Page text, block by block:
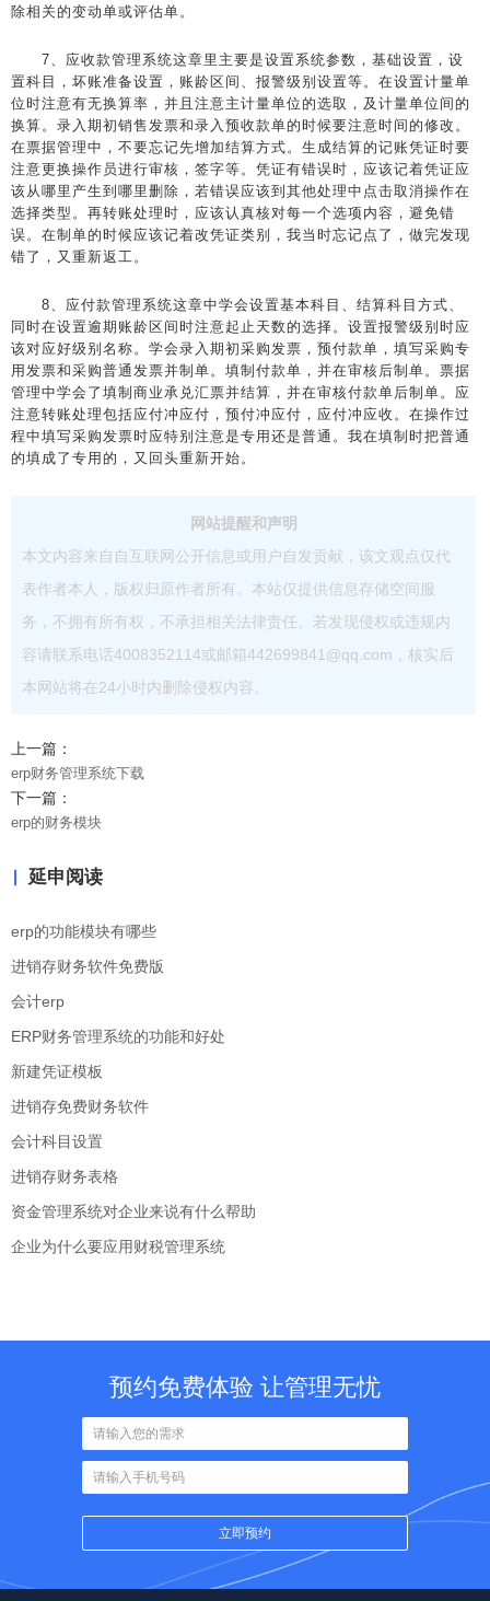
除相关的变动单或评估单。
7、应收款管理系统这章里主要是设置系统参数，基础设置，设
置科目，坏账准备设置，账龄区间、报警级别设置等。在设置计量单
位时注意有无换算率，并且注意主计量单位的选取，及计量单位间的
换算。录入期初销售发票和录入预收款单的时候要注意时间的修改。
在票据管理中，不要忘记先增加结算方式。生成结算的记账凭证时要
注意更换操作员进行审核，签字等。凭证有错误时，应该记着凭证应
该从哪里产生到哪里删除，若错误应该到其他处理中点击取消操作在
选择类型。再转账处理时，应该认真核对每一个选项内容，避免错
误。在制单的时候应该记着改凭证类别，我当时忘记点了，做完发现
错了，又重新返工。
8、应付款管理系统这章中学会设置基本科目、结算科目方式、
同时在设置逾期账龄区间时注意起止天数的选择。设置报警级别时应
该对应好级别名称。学会录入期初采购发票，预付款单，填写采购专
用发票和采购普通发票并制单。填制付款单，并在审核后制单。票据
管理中学会了填制商业承兑汇票并结算，并在审核付款单后制单。应
注意转账处理包括应付冲应付，预付冲应付，应付冲应收。在操作过
程中填写采购发票时应特别注意是专用还是普通。我在填制时把普通
的填成了专用的，又回头重新开始。
网站提醒和声明
本文内容来自自互联网公开信息或用户自发贡献，该文观点仅代
表作者本人，版权归原作者所有。本站仅提供信息存储空间服
务，不拥有所有权，不承担相关法律责任。若发现侵权或违规内
容请联系电话4008352114或邮箱442699841@qq.com，核实后
本网站将在24小时内删除侵权内容。
上一篇：
erp财务管理系统下载
下一篇：
erp的财务模块
延申阅读
erp的功能模块有哪些
进销存财务软件免费版
会计erp
ERP财务管理系统的功能和好处
新建凭证模板
进销存免费财务软件
会计科目设置
进销存财务表格
资金管理系统对企业来说有什么帮助
企业为什么要应用财税管理系统
预约免费体验 让管理无忧